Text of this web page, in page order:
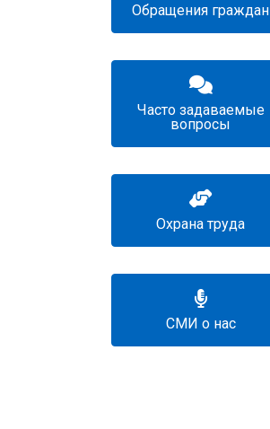
Обращения граждан
Часто задаваемые
вопросы
Охрана труда
СМИ о нас